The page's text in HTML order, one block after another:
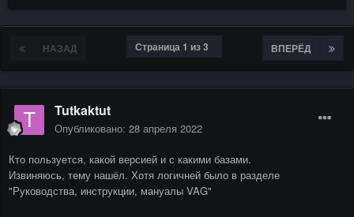
НАЗАД ВПЕРЁД
Страница 1 из 3
Tutkaktut
Опубликовано: 28 апреля 2022
Кто пользуется, какой версией и с какими базами.
Извиняюсь, тему нашёл. Хотя логичней было в разделе
"Руководства, инструкции, мануалы VAG"